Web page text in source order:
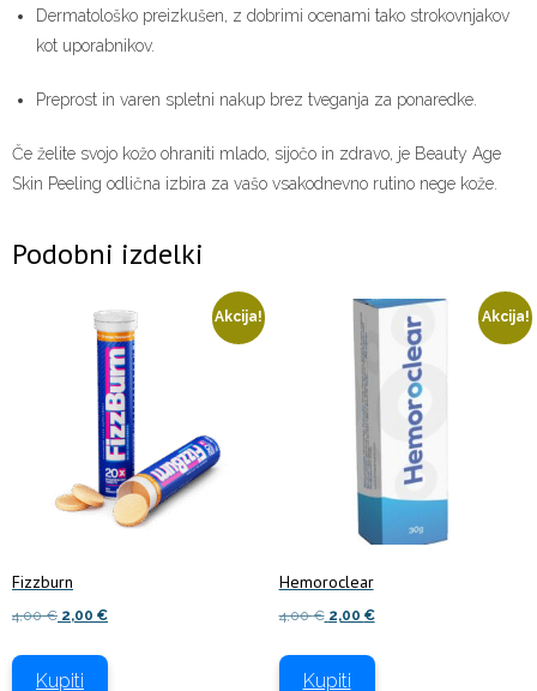
Dermatološko preizkušen, z dobrimi ocenami tako strokovnjakov
kot uporabnikov.
Preprost in varen spletni nakup brez tveganja za ponaredke.
Če želite svojo kožo ohraniti mlado, sijočo in zdravo, je Beauty Age
Skin Peeling odlična izbira za vašo vsakodnevno rutino nege kože.
Podobni izdelki
Akcija!
Fizzburn
4,00€ Izvirna
2,00 €Trenutna
je:
Kupiti
Akcija!
Hemoroclear
4,00€ Izvirna
2,00 €Trenutna
je:
Kupiti